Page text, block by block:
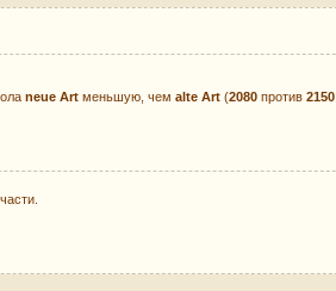
neue Art меньшую, чемalte Art (2080 против2150